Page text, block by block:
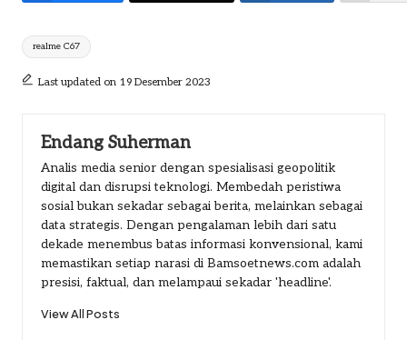
Tags:
realme C67
Last updated on 19 Desember 2023
Endang Suherman
Analis media senior dengan spesialisasi geopolitik
digital dan disrupsi teknologi. Membedah peristiwa
sosial bukan sekadar sebagai berita, melainkan sebagai
data strategis. Dengan pengalaman lebih dari satu
dekade menembus batas informasi konvensional, kami
memastikan setiap narasi di Bamsoetnews.com adalah
presisi, faktual, dan melampaui sekadar 'headline'.
View All Posts